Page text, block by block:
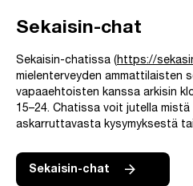
Sekaisin-chat
Sekaisin-chatissa (https://
mielenterveyden ammattilaisten
vapaaehtoisten kanssa arkisin
15–24. Chatissa voit jutella
askarruttavasta kysymyksestä
Sekaisin-chat